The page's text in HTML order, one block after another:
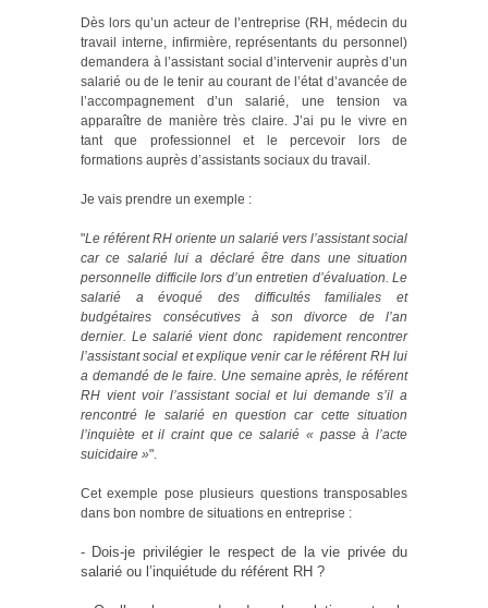
Dès lors qu’un acteur de l’entreprise (RH, médecin du
travail interne, infirmière, représentants du personnel)
demandera à l’assistant social d’intervenir auprès d’un
salarié ou de le tenir au courant de l’état d’avancée de
l’accompagnement d’un salarié, une tension va
apparaître de manière très claire. J’ai pu le vivre en
tant que professionnel et le percevoir lors de
formations auprès d’assistants sociaux du travail.
Je vais prendre un exemple :
"Le référent RH oriente un salarié vers l’assistant social
car ce salarié lui a déclaré être dans une situation
personnelle difficile lors d’un entretien d’évaluation. Le
salarié a évoqué des difficultés familiales et
budgétaires consécutives à son divorce de l’an
dernier. Le salarié vient donc rapidement rencontrer
l’assistant social et explique venir car le référent RH lui
a demandé de le faire. Une semaine après, le référent
RH vient voir l’assistant social et lui demande s’il a
rencontré le salarié en question car cette situation
l’inquiète et il craint que ce salarié « passe à l’acte
suicidaire »".
Cet exemple pose plusieurs questions transposables
dans bon nombre de situations en entreprise :
- Dois-je privilégier le respect de la vie privée du
salarié ou l’inquiétude du référent RH ?